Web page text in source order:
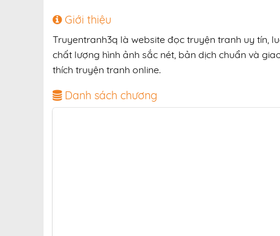
Giới thiệu
Truyentranh3q là website đọc truyện tranh uy tín,
chất lượng hình ảnh sắc nét, bản dịch chuẩn và
thích truyện tranh online.
Danh sách chương